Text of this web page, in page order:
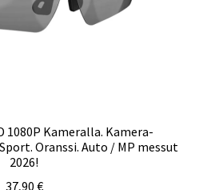
1080P Kameralla. Kamera-
Oranssi. Auto / MP messut
2026!
37,90 €